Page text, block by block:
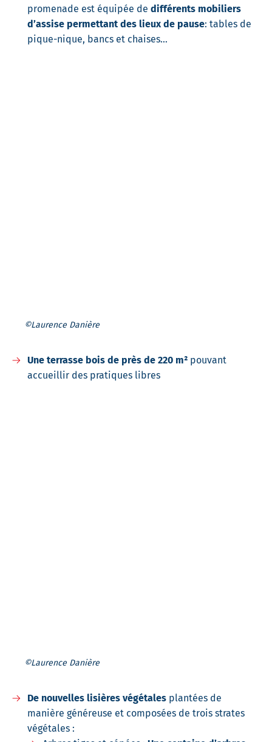
promenade est équipée de différents mobiliers
d’assise permettant des lieux de pause: tables de
pique-nique, bancs et chaises…
©Laurence Danière
Une terrasse bois de près de 220 m² pouvant
accueillir des pratiques libres
©Laurence Danière
De nouvelles lisières végétales plantées de
manière généreuse et composées de trois strates
végétales :